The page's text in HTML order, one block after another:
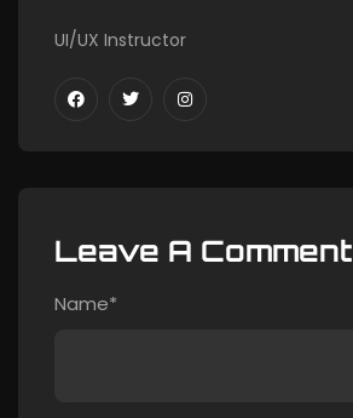
UI/UX Instructor
Leave A Comment
Name*